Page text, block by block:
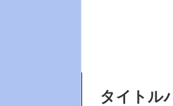
タイトル